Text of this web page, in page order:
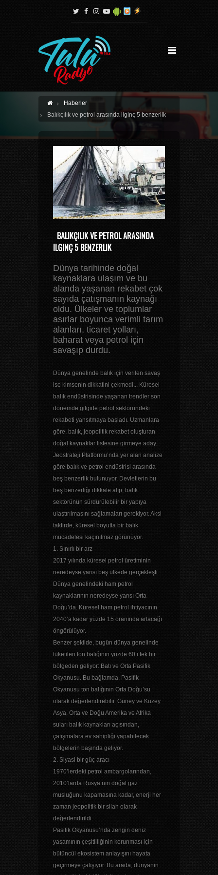
Haberler
Balıkçılık ve petrol arasında ilginç 5 benzerlik
BALIKÇILIK VE PETROL ARASINDA
ILGINÇ 5 BENZERLIK
Dünya tarihinde doğal
kaynaklara ulaşım ve bu
alanda yaşanan rekabet çok
sayıda çatışmanın kaynağı
oldu. Ülkeler ve toplumlar
asırlar boyunca verimli tarım
alanları, ticaret yolları,
baharat veya petrol için
savaşıp durdu.
Dünya genelinde balık için verilen savaş
ise kimsenin dikkatini çekmedi... Küresel
balık endüstrisinde yaşanan trendler son
dönemde gitgide petrol sektöründeki
rekabeti yansıtmaya başladı. Uzmanlara
göre, balık, jeopolitik rekabet oluşturan
doğal kaynaklar listesine girmeye aday.
Jeostrateji Platformu’nda yer alan analize
göre balık ve petrol endüstrisi arasında
beş benzerlik bulunuyor. Devletlerin bu
beş benzerliği dikkate alıp, balık
sektörünün sürdürülebilir bir yapıya
ulaştırılmasını sağlamaları gerekiyor. Aksi
taktirde, küresel boyutta bir balık
mücadelesi kaçınılmaz görünüyor.
1. Sınırlı bir arz
2017 yılında küresel petrol üretiminin
neredeyse yarısı beş ülkede gerçekleşti.
Dünya genelindeki ham petrol
kaynaklarının neredeyse yarısı Orta
Doğu’da. Küresel ham petrol ihtiyacının
2040’a kadar yüzde 15 oranında artacağı
öngörülüyor.
Benzer şekilde, bugün dünya genelinde
tüketilen ton balığının yüzde 60’ı tek bir
bölgeden geliyor: Batı ve Orta Pasifik
Okyanusu. Bu bağlamda, Pasifik
Okyanusu ton balığının Orta Doğu’su
olarak değerlendirebilir. Güney ve Kuzey
Asya, Orta ve Doğu Amerika ve Afrika
suları balık kaynakları açısından,
çatışmalara ev sahipliği yapabilecek
bölgelerin başında geliyor.
2. Siyasi bir güç aracı
1970’lerdeki petrol ambargolarından,
2010’larda Rusya’nın doğal gaz
musluğunu kapamasına kadar, enerji her
zaman jeopolitik bir silah olarak
değerlendirildi.
Pasifik Okyanusu’nda zengin deniz
yaşamının çeşitliliğinin korunması için
bütüncül ekosistem anlayışını hayata
geçirmeye çalışıyor. Bu arada; dünyanın